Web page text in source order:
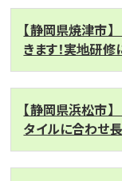
【静岡県焼津市
きます！実地研
【静岡県浜松市
タイルに合わせ